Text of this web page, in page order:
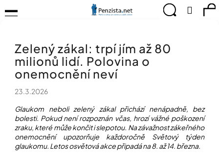
na
TIPY
PRO
PEVNÉ
ZDRAVÍ
PRO
RADOST
OBJEVUJTE
TVOŘTE
Hledat
Menu
Zelený zákal: trpí jím až 80
milionů lidí. Polovina o
onemocnění neví
23.3.2026
Glaukom neboli zelený zákal přichází nenápadně, bez
bolesti. Pokud není rozpoznán včas, hrozí vážné poškození
zraku, které může končit i slepotou. Na závažnost zákeřného
onemocnění upozorňuje každoročně Světový týden
glaukomu. Letos osvětová akce připadá na 8. až 14. března.
o
C
o
p
e
b
u